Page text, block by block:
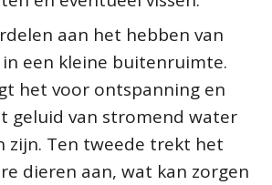
aan het hebben van
een kleine buitenruimte.
het voor ontspanning en
geluid van stromend water
zijn. Ten tweede trekt het
dieren aan, wat kan zorgen